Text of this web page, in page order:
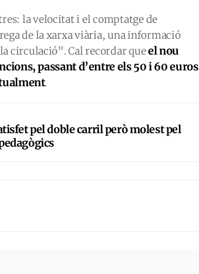
la velocitat i el comptatge de
de la xarxa viària, una informació
circulació”. Cal recordar queel nou
passant d’entre els 50 i 60 euros
.
pel doble carril però molest pel